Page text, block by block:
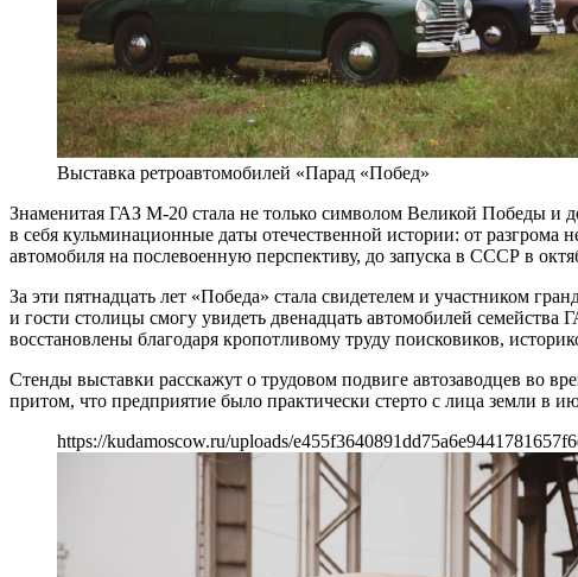
Выставка ретроавтомобилей «Парад «Побед»
Знаменитая ГАЗ М-20 стала не только символом Великой Победы и
в себя кульминационные даты отечественной истории: от разгрома
автомобиля на послевоенную перспективу, до запуска в СССР в
За эти пятнадцать лет «Победа» стала свидетелем и участником
и гости столицы смогу увидеть двенадцать автомобилей
восстановлены благодаря кропотливому труду поисковиков,
Стенды выставки расскажут о трудовом подвиге автозаводцев во
притом, что предприятие было практически стерто с лица земли в
https://kudamoscow.ru/uploads/